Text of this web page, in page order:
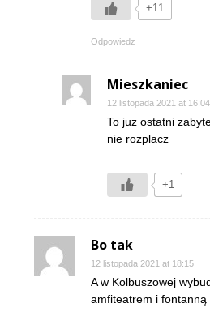
+11
Odpowiedz
Mieszkaniec
12 listopada 2021 at 16:04
To juz ostatni
nie rozplacz
+1
Bo tak
12 listopada 2021 at 18:15
A w Kolbuszowej
amfiteatrem i